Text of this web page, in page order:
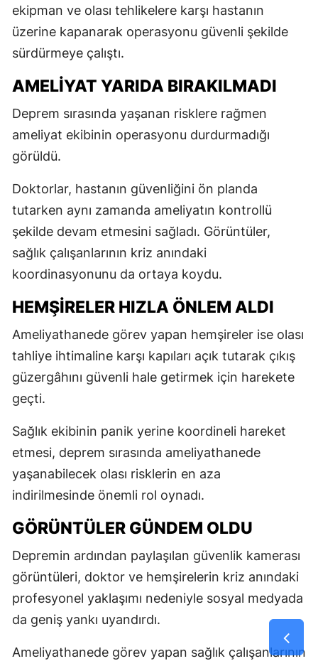
ekipman ve olası tehlikelere karşı hastanın
üzerine kapanarak operasyonu güvenli şekilde
sürdürmeye çalıştı.
AMELİYAT YARIDA BIRAKILMADI
Deprem sırasında yaşanan risklere rağmen
ameliyat ekibinin operasyonu durdurmadığı
görüldü.
Doktorlar, hastanın güvenliğini ön planda
tutarken aynı zamanda ameliyatın kontrollü
şekilde devam etmesini sağladı. Görüntüler,
sağlık çalışanlarının kriz anındaki
koordinasyonunu da ortaya koydu.
HEMŞİRELER HIZLA ÖNLEM ALDI
Ameliyathanede görev yapan hemşireler ise olası
tahliye ihtimaline karşı kapıları açık tutarak çıkış
güzergâhını güvenli hale getirmek için harekete
geçti.
Sağlık ekibinin panik yerine koordineli hareket
etmesi, deprem sırasında ameliyathanede
yaşanabilecek olası risklerin en aza
indirilmesinde önemli rol oynadı.
GÖRÜNTÜLER GÜNDEM OLDU
Depremin ardından paylaşılan güvenlik kamerası
görüntüleri, doktor ve hemşirelerin kriz anındaki
profesyonel yaklaşımı nedeniyle sosyal medyada
da geniş yankı uyandırdı.
Ameliyathanede görev yapan sağlık çalışanlarının